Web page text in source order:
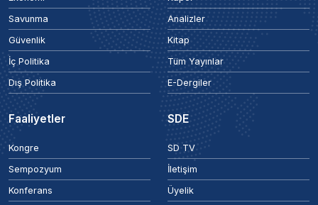
Savunma
Güvenlik
İç Politika
Dış Politika
Analizler
Kitap
Tüm Yayınlar
E-Dergiler
Faaliyetler
Kongre
Sempozyum
Konferans
SDE
SD TV
İletişim
Üyelik